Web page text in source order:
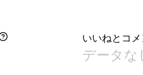
いいねとコ
データな